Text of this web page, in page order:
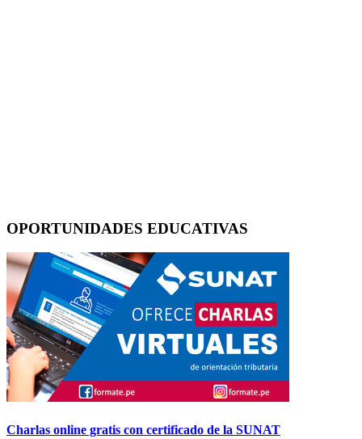
OPORTUNIDADES EDUCATIVAS
Charlas online gratis con certificado de la SUNAT